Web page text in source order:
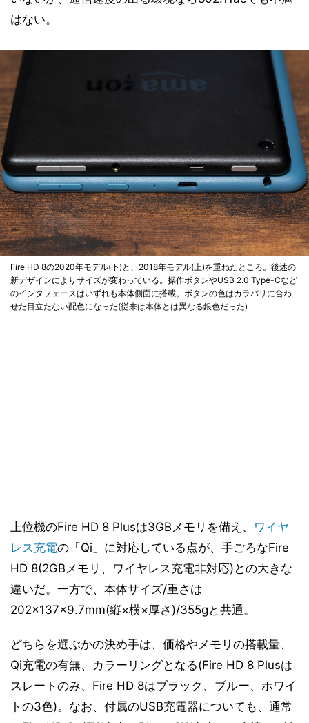
はない。
Fire HD 8の2020年モデル(下)と、2018年モデル(上)を重ねたところ。後述の
新デザインによりサイズが変わっている。操作ボタンやUSB 2.0 Type-Cなど
のインタフェースはいずれも本体側面に搭載。ボタンの色はカラバリに合わ
せた目立たない配色になった(従来は本体とは異なる銀色だった)
上位機のFire HD 8 Plusは3GBメモリを備え、 ワイヤ
レス充電の「Qi」に対応している点が、手ごろなFire
HD 8(2GBメモリ、ワイヤレス充電非対応)との大きな
違いだ。一方で、本体サイズ/重さは
202×137×9.7mm(縦×横×厚さ)/355gと共通。
どちらを選ぶかの決め手は、価格やメモリの搭載量、
Qi充電の有無、カラーリングとなる(Fire HD 8 Plusは
スレートのみ、Fire HD 8はブラック、ブルー、ホワイ
トの3色)。なお、付属のUSB充電器についても、通常